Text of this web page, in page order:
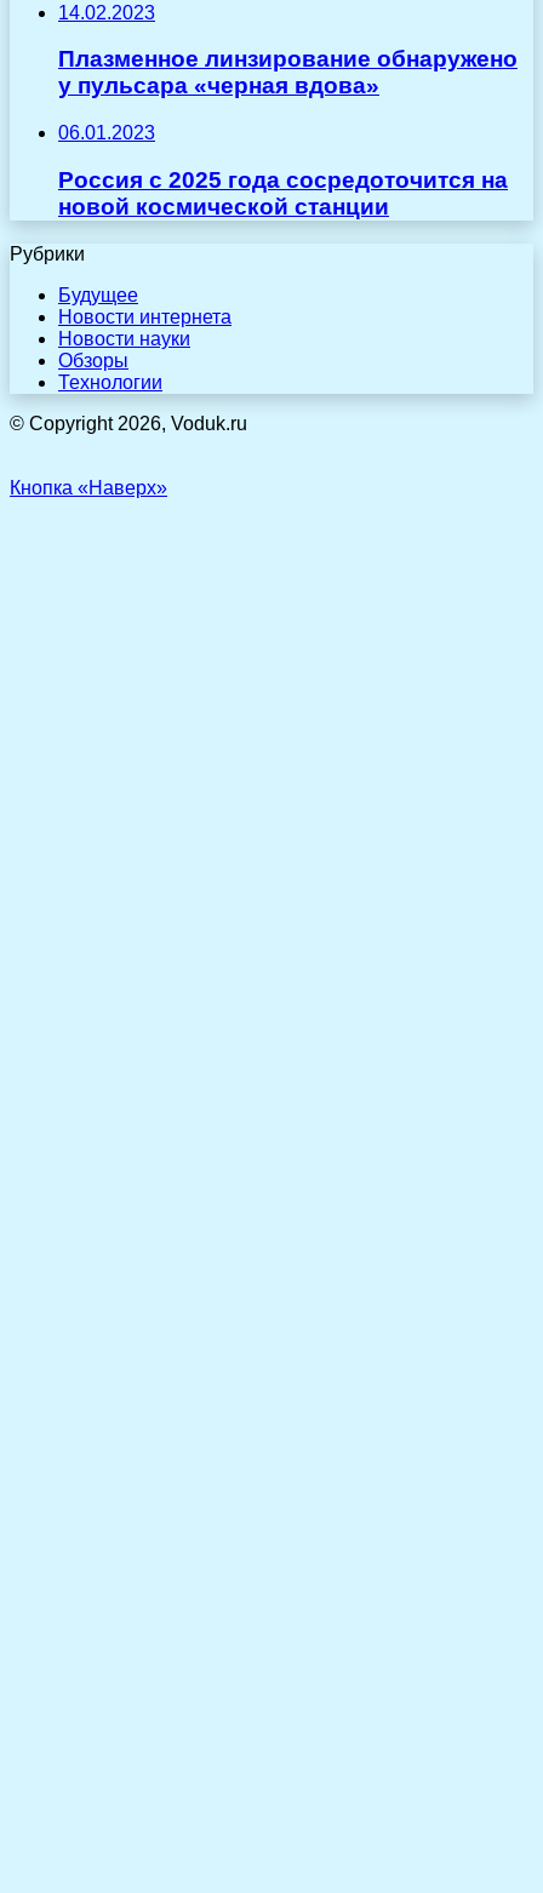
14.02.2023
Плазменное линзирование обнаружено
у пульсара «черная вдова»
06.01.2023
Россия с 2025 года сосредоточится на
новой космической станции
Рубрики
Будущее
Новости интернета
Новости науки
Обзоры
Технологии
© Copyright 2026, Voduk.ru
Кнопка «Наверх»